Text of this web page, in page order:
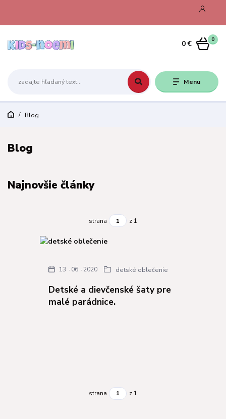
Menu
0
0 €
Blog
Blog
Najnovšie články
strana z 1
Detské a dievčenské šaty pre
malé parádnice.
13 06 2020 detské oblečenie
strana z 1